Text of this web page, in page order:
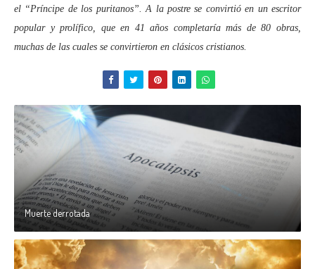
el “Príncipe de los puritanos”. A la postre se convirtió en un escritor
popular y prolífico, que en 41 años completaría más de 80 obras,
muchas de las cuales se convirtieron en clásicos cristianos.
Muerte derrotada